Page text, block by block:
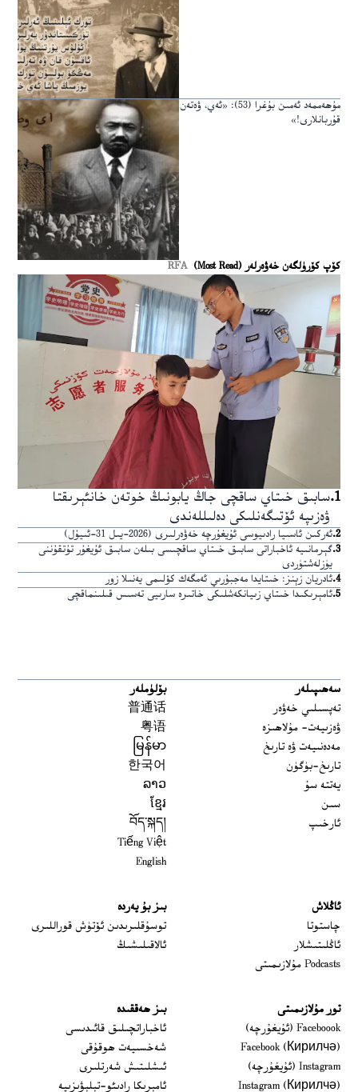
مۇھەممەد ئەمىن بۇغرا (53): «ئەي، ۋەتەن
قۇربانلارى!»
كۆپ كۆرۈلگەن خەۋەرلەر (Most Read) RFA
1
.سابىق خىتاي ساقچى جاڭ يابونىڭ خوتەن خانئېرىقتا
ۋەزىپە ئۆتىگەنلىكى دەلىللەندى
2
.ئەركىن ئاسىيا رادىيوسى ئۇيغۇرچە خەۋەرلىرى (2026-يىل 31-ئىيۇل)
3
.گېرمانىيە ئاخباراتى سابىق خىتاي ساقچىسى بىلەن سابىق ئۇيغۇر تۇتقۇننى
يۈزلەشتۈردى
4
.ئادريان زېنز: خىتايدا مەجبۇرىي ئەمگەك كۆلىمى يەنىلا زور
5
.ئامېرىكىدا خىتاي زىيانكەشلىكى خاتىرە سارىيى تەسىس قىلىنماقچى
سەھىپىلەر
تەپسىلىي خەۋەر
ۋەزىيەت- مۇلاھىزە
مەدەنىيەت ۋە تارىخ
تارىخ-بۈگۈن
يەتتە سۇ
سىن
ئارخىپ
بۆلۈملەر
普通话
粤语
မြန်မာ
한국어
ລາວ
ខ្មែរ
བོད་སྐད།
Tiếng Việt
English
ئاڭلاش
چاستوتا
ئاڭلىتىشلار
Podcasts مۇلازىمىتى
بىز بۇ يەردە
توسۇقلىرىدىن ئۆتۈش قوراللىرى
ئالاقىلىشىڭ
تور مۇلازىمىتى
Faceboook (ئۇيغۇرچە)
Opens in new window
Facebook (Кирилчә)
Opens in new window
Instagram (ئۇيغۇرچە)
Opens in new window
Instagram (Кирилчә)
Opens in new window
بىز ھەققىدە
ئاخباراتچىلىق قائىدىسى
شەخسىيەت ھوقۇقى
ئىشلىتىش شەرتلىرى
ئامېرىكا رادىئو-تېلېۋىزىيە